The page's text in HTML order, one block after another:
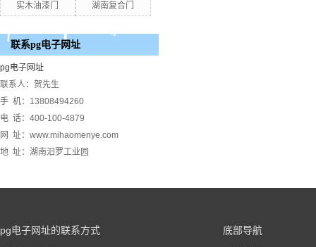
实木油漆门 湖南复合门
联系pg电子网址
pg电子网址
联系人：贺先生
手 机：13808494260
电 话：400-100-4879
网 址：www.mihaomenye.com
地 址：湖南汨罗工业园
pg电子网址的联系方式 底部导航